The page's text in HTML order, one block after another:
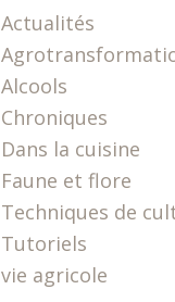
Actualités
Alcools
Chroniques
Dans la cuisine
Faune et flore
Techniques de
Tutoriels
vie agricole